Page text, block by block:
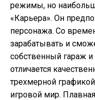
режимы, но
«Карьера». Он
персонажа. Со
зарабатывать и
собственный гараж
отличается
трехмерной
игровой мир.